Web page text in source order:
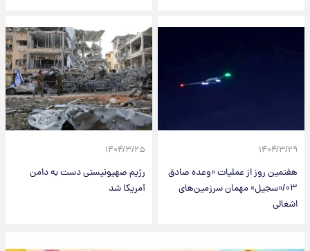
۱۴۰۴/۳/۲۹
هفتمین روز از عملیات «وعده صادق
۳»/«سجیل» مهمان سرزمین‌های
اشغالی
۱۴۰۴/۳/۲۵
رژیم صهیونیستی دست به دامن
آمریکا شد